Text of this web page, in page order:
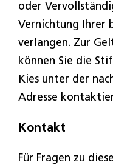
oder
Vernichtung Ihrer
verlangen. Zur
können Sie die
Kies unter der
Adresse
Kontakt
Für Fragen zu